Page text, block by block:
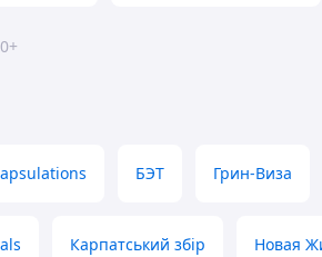
БЭТ Грин-Виза
Карпатський збір Новая